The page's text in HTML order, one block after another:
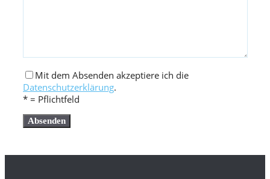
Mit dem Absenden akzeptiere ich die
Datenschutzerklärung.
* = Pflichtfeld